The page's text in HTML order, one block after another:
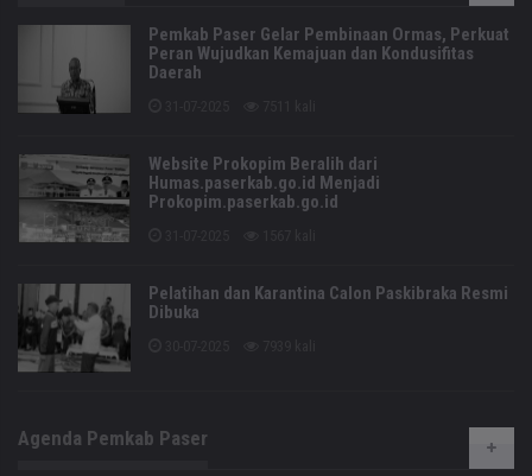
Pemkab Paser Gelar Pembinaan Ormas, Perkuat
Peran Wujudkan Kemajuan dan Kondusifitas
Daerah
Website Prokopim Beralih dari
Humas.paserkab.go.id Menjadi
Prokopim.paserkab.go.id
Pelatihan dan Karantina Calon Paskibraka Resmi
Dibuka
Agenda Pemkab Paser